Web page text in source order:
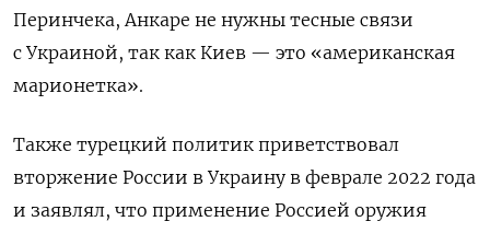
Перинчека, Анкаре не нужны тесные связи
с Украиной, так как Киев — это «американская
марионетка».
Также турецкий политик приветствовал
вторжение России в Украину в феврале 2022 года
и заявлял, что применение Россией оружия